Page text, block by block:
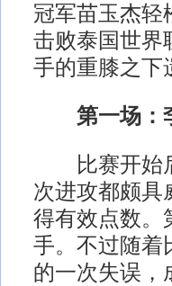
冠军苗玉杰轻
击败泰国世界
手的重膝之下
第一场：
比赛开始后
次进攻都颇具
得有效点数。
手。不过随着
的一次失误，